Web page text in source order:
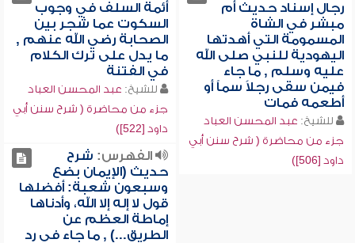
رجال إسناد حديث أم
مبشر في الشاة
المسمومة التي أهدتها
اليهودية للنبي صلى الله
عليه وسلم , ما جاء
فيمن سقى رجلاً سماً أو
أطعمه فمات
للشيخ: عبد المحسن العباد
جزء من محاضرة ( شرح سنن أبي
داود [506])
أئمة السلف في وجوب
السكوت عما شجر بين
الصحابة رضي الله عنهم ,
ما يدل على ترك الكلام
في الفتنة
للشيخ: عبد المحسن العباد
جزء من محاضرة ( شرح سنن أبي
داود [522])
الفهرس: شرح
حديث (الإيمان بضع
وسبعون شعبة: أفضلها
قول لا إله إلا الله، وأدناها
إماطة العظم عن
الطريق...) , ما جاء في رد